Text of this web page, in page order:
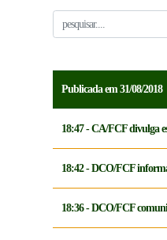
Publicada em 31/08/2018
18:47 - CA/FCF divulga
18:42 - DCO/FCF
18:36 - DCO/FCF